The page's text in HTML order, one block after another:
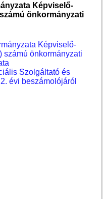
Képviselő-
önkormányzati
Képviselő-
számú önkormányzati
Szolgáltató és
évi beszámolójáról